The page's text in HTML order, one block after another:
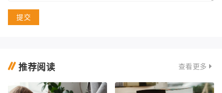
提交
推荐阅读 查看更多